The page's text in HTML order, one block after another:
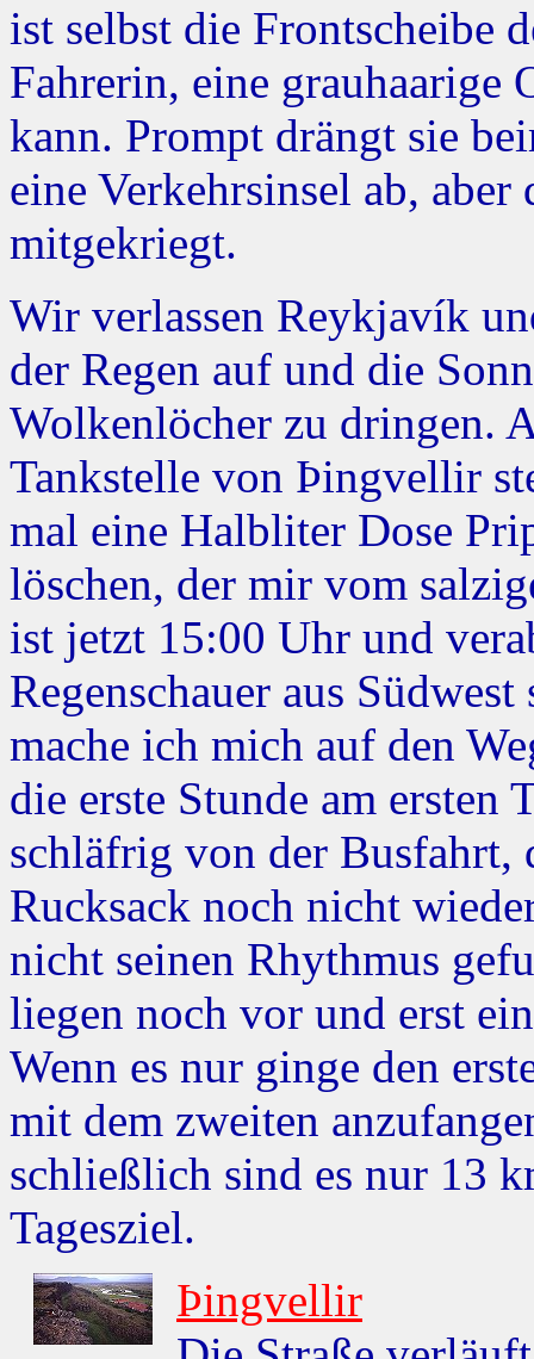
ist selbst die Frontscheibe
Fahrerin, eine grauhaarige
kann. Prompt drängt sie
eine Verkehrsinsel ab,
mitgekriegt.
Wir verlassen Reykjavík
der Regen auf und die
Wolkenlöcher zu dringen.
Tankstelle von Þingvellir
mal eine Halbliter Dose
löschen, der mir vom
ist jetzt 15:00 Uhr und
Regenschauer aus
mache ich mich auf den
die erste Stunde am ersten
schläfrig von der Busfahrt,
Rucksack noch nicht
nicht seinen Rhythmus
liegen noch vor und erst
Wenn es nur ginge den
mit dem zweiten
schließlich sind es nur 13
Tagesziel.
Þingvellir